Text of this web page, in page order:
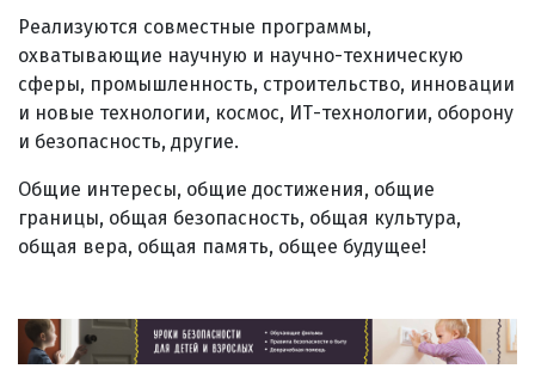
Реализуются совместные программы,
охватывающие научную и научно-техническую
сферы, промышленность, строительство, инновации
и новые технологии, космос, ИТ-технологии, оборону
и безопасность, другие.
Общие интересы, общие достижения, общие
границы, общая безопасность, общая культура,
общая вера, общая память, общее будущее!